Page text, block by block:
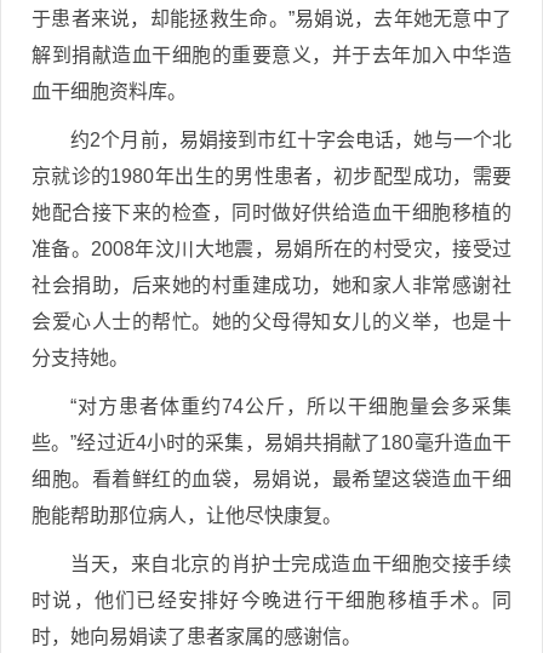
于患者来说，却能拯救生命。”易娟说，去年她无意中了
解到捐献造血干细胞的重要意义，并于去年加入中华造
血干细胞资料库。
约2个月前，易娟接到市红十字会电话，她与一个北
京就诊的1980年出生的男性患者，初步配型成功，需要
她配合接下来的检查，同时做好供给造血干细胞移植的
准备。2008年汶川大地震，易娟所在的村受灾，接受过
社会捐助，后来她的村重建成功，她和家人非常感谢社
会爱心人士的帮忙。她的父母得知女儿的义举，也是十
分支持她。
“对方患者体重约74公斤，所以干细胞量会多采集
些。”经过近4小时的采集，易娟共捐献了180毫升造血干
细胞。看着鲜红的血袋，易娟说，最希望这袋造血干细
胞能帮助那位病人，让他尽快康复。
当天，来自北京的肖护士完成造血干细胞交接手续
时说，他们已经安排好今晚进行干细胞移植手术。同
时，她向易娟读了患者家属的感谢信。